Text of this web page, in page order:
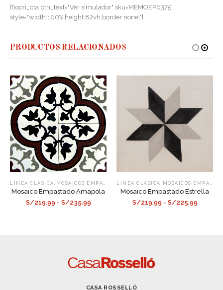
[floori_cta btn_text="Ver simulador" sku=MEMOEP0375
style="width:100%;height:82vh;border:none;"]
PRODUCTOS RELACIONADOS
LÍNEA CLÁSICA MOSAICOS EMPASTADOS
Mosaico Empastado Amapola
S/219.99 - S/235.99
LÍNEA CLÁSICA MOSAICOS EMPASTADOS
Mosaico Empastado Estrella
S/219.99 - S/225.99
CASA ROSSELLÓ